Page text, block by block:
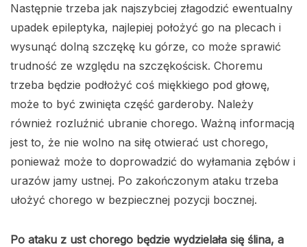
Następnie trzeba jak najszybciej złagodzić ewentualny
upadek epileptyka, najlepiej położyć go na plecach i
wysunąć dolną szczękę ku górze, co może sprawić
trudność ze względu na szczękościsk. Choremu
trzeba będzie podłożyć coś miękkiego pod głowę,
może to być zwinięta część garderoby. Należy
również rozluźnić ubranie chorego. Ważną informacją
jest to, że nie wolno na siłę otwierać ust chorego,
ponieważ może to doprowadzić do wyłamania zębów i
urazów jamy ustnej. Po zakończonym ataku trzeba
ułożyć chorego w bezpiecznej pozycji bocznej.
Po ataku z ust chorego będzie wydzielała się ślina, a